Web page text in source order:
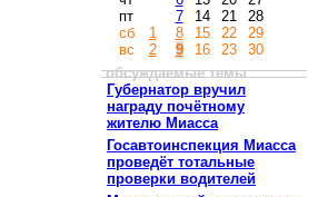
пт
сб
вс
1
2
7
8
9
14
15
16
21
22
23
28
29
30
обсуждаемые темы
Губернатор вручил
награду почётному
жителю Миасса
Госавтоинспекция Миасса
проведёт тотальные
проверки водителей